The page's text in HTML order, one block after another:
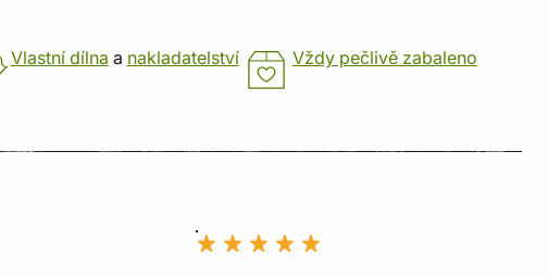
Vlastní dílna a nakladatelství Vždy pečlivě zabaleno